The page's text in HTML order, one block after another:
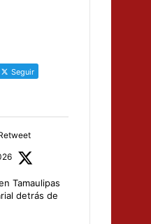
Seguir
Tamaulipas
detrás de